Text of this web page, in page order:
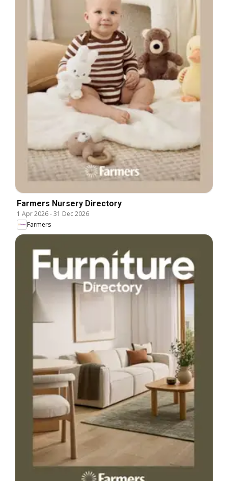
Farmers Nursery Directory
1 Apr 2026-31 Dec 2026
Farmers